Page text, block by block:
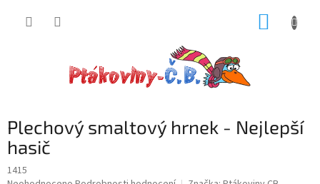
Plechový smaltový hrnek - Nejlepší
hasič
1415